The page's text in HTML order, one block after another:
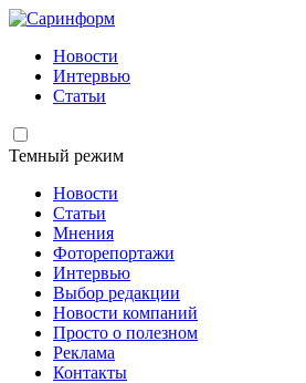
Новости
Интервью
Статьи
Темный режим
Новости
Статьи
Мнения
Фоторепортажи
Интервью
Выбор редакции
Новости компаний
Просто о полезном
Реклама
Контакты